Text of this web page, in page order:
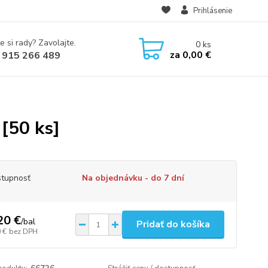
Prihlásenie
si rady? Zavolajte.
266 489
0ks
za 0,00 €
ks]
Na objednávku - do 7 dní
€/bal
€ bez DPH
Pridať do košíka